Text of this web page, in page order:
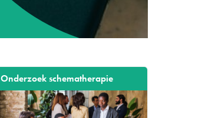
Onderzoek schematherapie